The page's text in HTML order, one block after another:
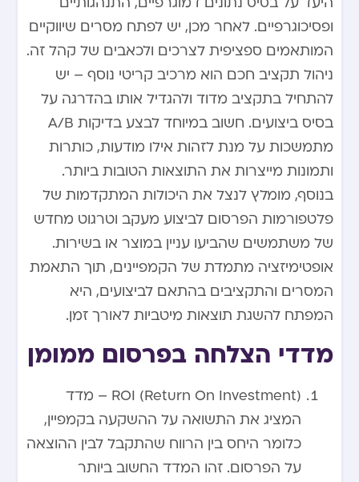
ופסיכוגרפיים. לאחר מכן, יש לפתח מסרים שיווקיים
המותאמים ספציפית לצרכים ולכאבים של קהל זה.
ניהול תקציב חכם הוא מרכיב קריטי נוסף – יש
להתחיל בתקציב מדוד ולהגדיל אותו בהדרגה על
בסיס ביצועים. חשוב במיוחד לבצע בדיקות A/B
מתמשכות על מנת לזהות אילו מודעות, כותרות
ותמונות מייצרות את התוצאות הטובות ביותר.
בנוסף, מומלץ לנצל את היכולות המתקדמות של
פלטפורמות הפרסום לביצוע מעקב וטרגוט מחדש
של משתמשים שהביעו עניין במוצר או בשירות.
אופטימיזציה מתמדת של הקמפיינים, תוך התאמת
המסרים והתקציבים בהתאם לביצועים, היא
המפתח להשגת תוצאות מיטביות לאורך זמן.
מדדי הצלחה בפרסום ממומן
ROI (Return On Investment) – מדד
המציג את התשואה על ההשקעה בקמפיין,
כלומר היחס בין הרווח שהתקבל לבין ההוצאה
על הפרסום. זהו המדד החשוב ביותר